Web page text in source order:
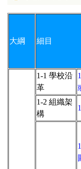
大綱 細目
1-1 學校沿
革
1-2 組織架
構